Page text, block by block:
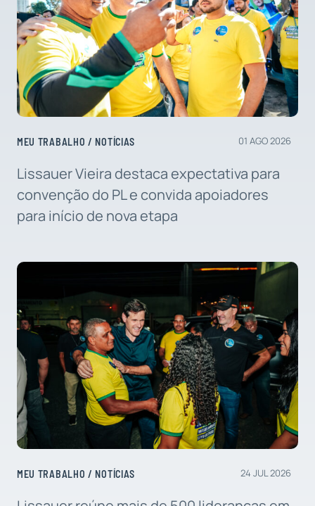
MEU TRABALHO /NOTÍCIAS 01 AGO 2026
Lissauer Vieira destaca expectativa para
convenção do PL e convida apoiadores
para início de nova etapa
MEU TRABALHO /NOTÍCIAS 24 JUL 2026